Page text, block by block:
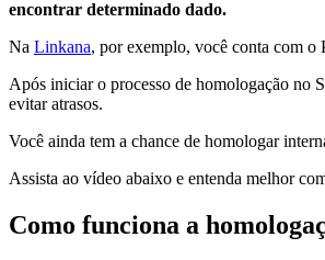
encontrar determinado dado.
Na Linkana, por exemplo, você conta com o
Após iniciar o processo de homologação no
evitar atrasos.
Você ainda tem a chance de homologar
Assista ao vídeo abaixo e entenda melhor
Como funciona a